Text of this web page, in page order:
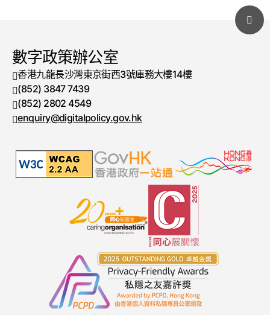
數字政策辦公室
香港九龍長沙灣東京街西3號庫務大樓14樓
電話號碼
(852) 3847 7439
傳真號碼
(852) 2802 4549
enquiry@digitalpolicy.gov.hk